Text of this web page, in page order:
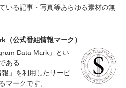
いる記事・写真等あらゆる素材の無
公式番組情報マーク）
Data Mark」とい
ある
報」を利用したサービ
マークです。